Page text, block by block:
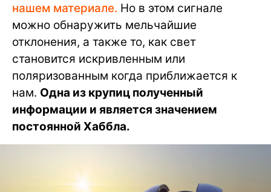
нашем материале. Но в этом сигнале
можно обнаружить мельчайшие
отклонения, а также то, как свет
становится искривленным или
поляризованным когда приближается к
нам. Одна из крупиц полученный
информации и является значением
постоянной Хаббла.